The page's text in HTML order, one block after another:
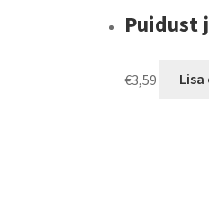
Puidust
€3,59